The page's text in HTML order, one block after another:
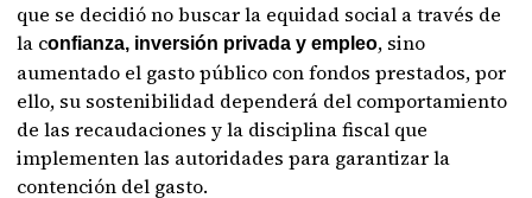
que se decidió no buscar la equidad social a través de
la confianza, inversión privada y empleo, sino
aumentado el gasto público con fondos prestados, por
ello, su sostenibilidad dependerá del comportamiento
de las recaudaciones y la disciplina fiscal que
implementen las autoridades para garantizar la
contención del gasto.